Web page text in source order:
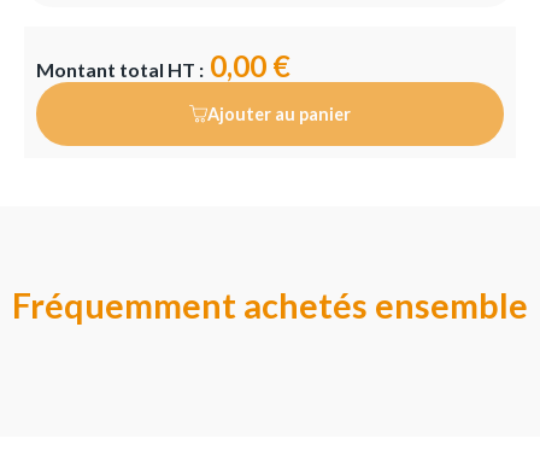
Montant total HT : 0,00 €
Ajouter au panier
Fréquemment achetés ensemble